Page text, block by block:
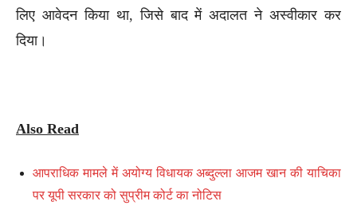
लिए आवेदन किया था, जिसे बाद में अदालत ने अस्वीकार कर
दिया।
Also Read
आपराधिक मामले में अयोग्य विधायक अब्दुल्ला आजम खान की याचिका
पर यूपी सरकार को सुप्रीम कोर्ट का नोटिस